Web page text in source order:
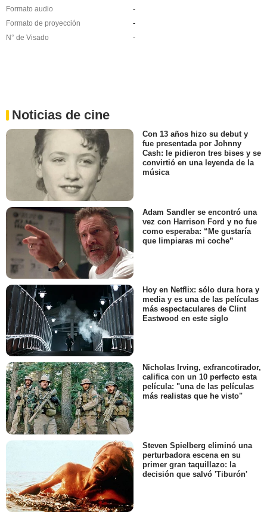
Formato audio
-
Formato de proyección
-
N° de Visado
-
Noticias de cine
Con 13 años hizo su debut y
fue presentada por Johnny
Cash: le pidieron tres bises y se
convirtió en una leyenda de la
música
Adam Sandler se encontró una
vez con Harrison Ford y no fue
como esperaba: “Me gustaría
que limpiaras mi coche”
Hoy en Netflix: sólo dura hora y
media y es una de las películas
más espectaculares de Clint
Eastwood en este siglo
Nicholas Irving, exfrancotirador,
califica con un 10 perfecto esta
película: "una de las películas
más realistas que he visto"
Steven Spielberg eliminó una
perturbadora escena en su
primer gran taquillazo: la
decisión que salvó 'Tiburón'